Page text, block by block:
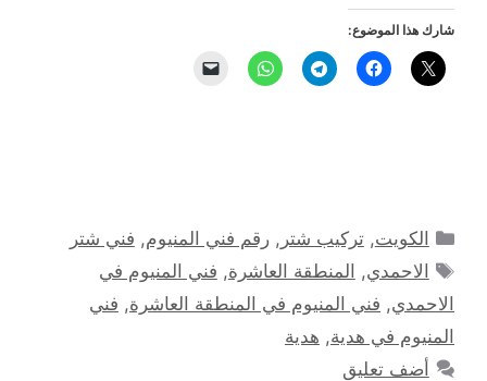
شارك هذا الموضوع:
التصنيفات
الكويت,تركيب شتر ,رقم فني المنيوم, فني شتر
الوسوم
الاحمدي, المنطقة العاشرة, فني المنيوم في
الاحمدي, فني المنيوم في المنطقة العاشرة, فني
المنيوم في هدية, هدية
أضف تعليق